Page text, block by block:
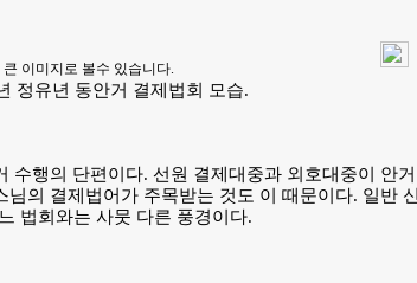
정유년 동안거 결제법회 모습.
수행의 단편이다. 선원 결제대중과 외호대중이 안거
의 결제법어가 주목받는 것도 이 때문이다. 일반 신
법회와는 사뭇 다른 풍경이다.